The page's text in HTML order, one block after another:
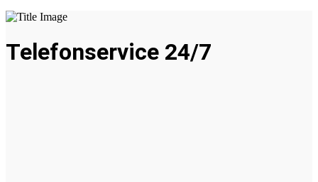
Telefonservice 24/7